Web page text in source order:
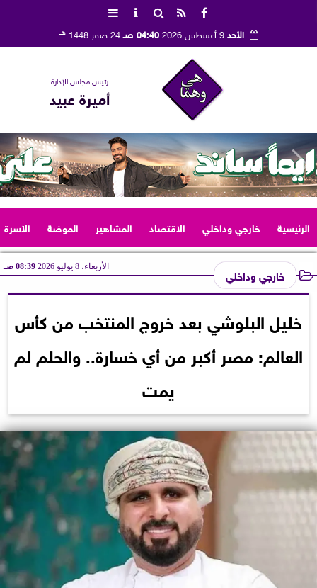
الأحد9 أغسطس 2026 04:40 صـ 24 صفر 1448 هـ
رئيس مجلس الإدارة
أميرة عبيد
الرئيسية خارجي وداخلي الاقتصاد المشاهير الموضة الأسرة
خارجي وداخلي الأربعاء، 8 يوليو 2026 08:39 صـ
خليل البلوشي بعد خروج المنتخب من كأس
العالم: مصر أكبر من أي خسارة.. والحلم لم
يمت